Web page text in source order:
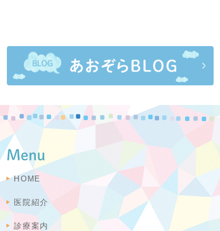
Menu
HOME
医院紹介
診療案内